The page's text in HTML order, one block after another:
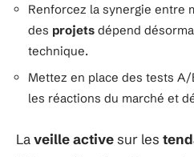
Renforcez la synergie entre
des projets dépend
technique.
Mettez en place des tests
les réactions du marché et
Laveille activesur les